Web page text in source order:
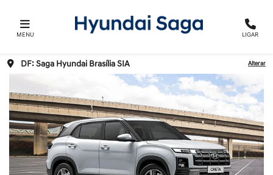
MENU LIGAR
DF: Saga Hyundai Brasília SIA Alterar